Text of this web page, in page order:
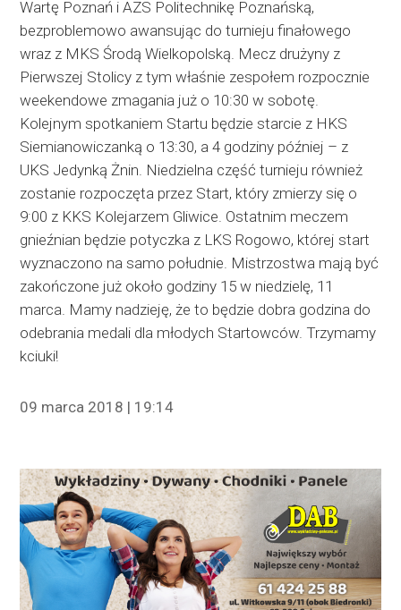
Wartę Poznań i AZS Politechnikę Poznańską,
bezproblemowo awansując do turnieju finałowego
wraz z MKS Środą Wielkopolską. Mecz drużyny z
Pierwszej Stolicy z tym właśnie zespołem rozpocznie
weekendowe zmagania już o 10:30 w sobotę.
Kolejnym spotkaniem Startu będzie starcie z HKS
Siemianowiczanką o 13:30, a 4 godziny później – z
UKS Jedynką Żnin. Niedzielna część turnieju również
zostanie rozpoczęta przez Start, który zmierzy się o
9:00 z KKS Kolejarzem Gliwice. Ostatnim meczem
gnieźnian będzie potyczka z LKS Rogowo, której start
wyznaczono na samo południe. Mistrzostwa mają być
zakończone już około godziny 15 w niedzielę, 11
marca. Mamy nadzieję, że to będzie dobra godzina do
odebrania medali dla młodych Startowców. Trzymamy
kciuki!
09 marca 2018 | 19:14